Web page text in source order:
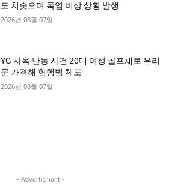
도 치솟으며 폭염 비상 상황 발생
2026년 08월 07일
YG 사옥 난동 사건 20대 여성 골프채로 유리
문 가격해 현행범 체포
2026년 08월 07일
- Advertisment -